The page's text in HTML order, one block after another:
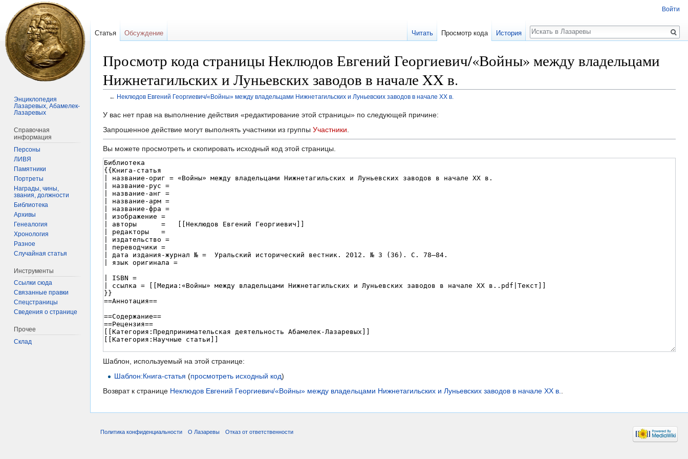
Просмотр кода страницы Неклюдов Евгений Георгиевич/«Войны» между владельцами
Нижнетагильских и Луньевских заводов в начале XX в.
← Неклюдов Евгений Георгиевич/«Войны» между владельцами Нижнетагильских и Луньевских заводов в начале XX в.
Перейти
к
Перейти
к
У вас нет прав на выполнение действия «редактирование этой страницы» по следующей причине:
Запрошенное действие могут выполнять участники из группы Участники
Вы можете просмотреть и скопировать исходный код этой страницы.
Шаблон, используемый на этой странице:
Шаблон:Книга-статья (просмотреть исходный код)
Возврат к странице Неклюдов Евгений Георгиевич/«Войны» между владельцами Нижнетагильских и Луньевских заводов в начале XX в..
Войти
Статья Обсуждение Читать Просмотр кода История
Поиск
Энциклопедия
Лазаревых, Абамелек-
Лазаревых
Справочная
информация
Персоны
ЛИВЯ
Памятники
Портреты
Награды, чины,
звания, должности
Библиотека
Архивы
Генеалогия
Хронология
Разное
Случайная статья
Инструменты
Ссылки сюда
Связанные правки
Спецстраницы
Сведения о странице
Прочее
Склад
Политика конфиденциальности О Лазаревы Отказ от ответственности